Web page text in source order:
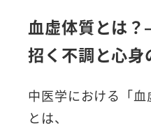
血虚体質とは
招く不調と心身
中医学における「血
とは、